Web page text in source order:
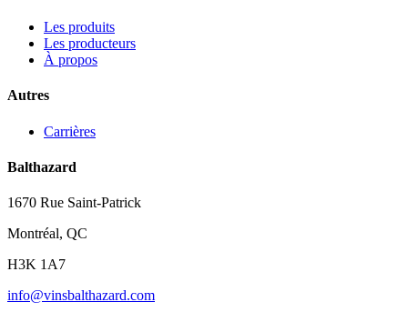
Les produits
Les producteurs
À propos
Autres
Carrières
Balthazard
1670 Rue Saint-Patrick
Montréal, QC
H3K 1A7
info@vinsbalthazard.com